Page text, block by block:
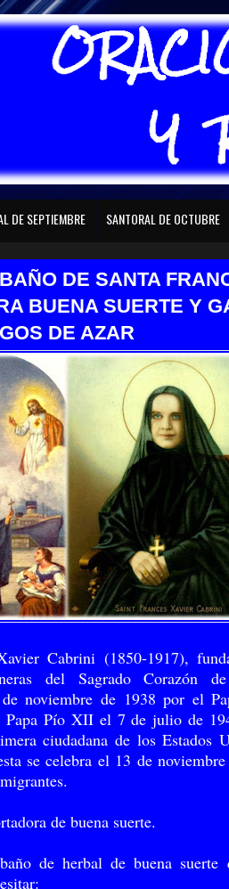
SANTORAL DE MARZO
DE SEPTIEMBRE SANTORAL DE OCTUBRE
DE SANTA
BUENA SUERTE Y
DE AZAR
Cabrini (1850-1917),
del Sagrado Corazón
noviembre de 1938 por el
Papa Pío XII el 7 de julio de
ciudadana de los Estados
se celebra el 13 de
de buena suerte.
de herbal de buena suerte